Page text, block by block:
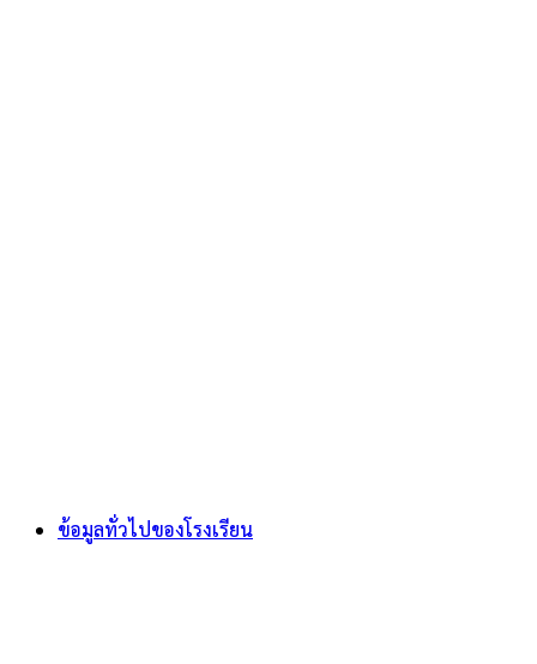
ข้อมูลทั่วไปของโรงเรียน